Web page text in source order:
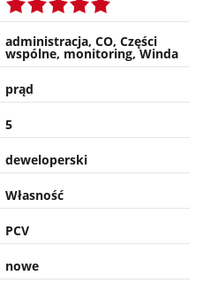
administracja, CO, Części
wspólne, monitoring, Winda
prąd
5
deweloperski
Własność
PCV
nowe